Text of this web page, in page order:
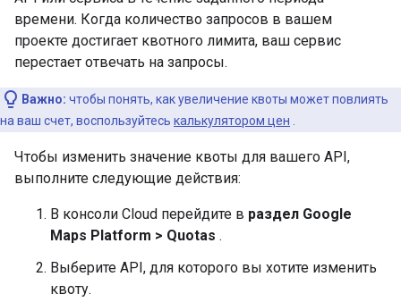
времени. Когда количество запросов в вашем
проекте достигает квотного лимита, ваш сервис
перестает отвечать на запросы.
Важно: чтобы понять, как увеличение квоты может повлиять
на ваш счет, воспользуйтесь калькулятором цен
Чтобы изменить значение квоты для вашего API,
выполните следующие действия:
В консоли Cloud перейдите в раздел Google
Maps Platform > Quotas .
Выберите API, для которого вы хотите изменить
квоту.